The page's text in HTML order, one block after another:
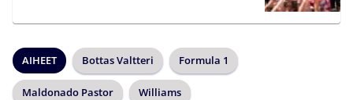
AIHEET Bottas Valtteri Formula 1
Maldonado Pastor Williams